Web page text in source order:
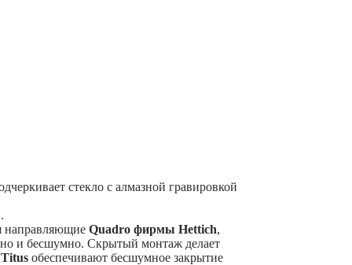
стекло с алмазной гравировкой
.
направляющие Quadro фирмы Hettich,
и бесшумно. Скрытый монтаж делает
Titus обеспечивают бесшумное закрытие